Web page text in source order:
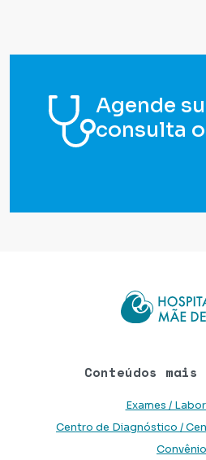
Agende
consulta
Conteúdos mais
Exames /
Centro de Diagnóstico /
Convênio